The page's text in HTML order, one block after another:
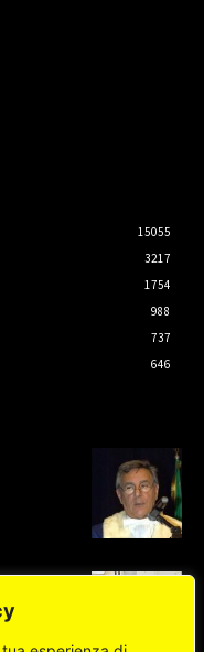
15055
3217
1754
988
737
646